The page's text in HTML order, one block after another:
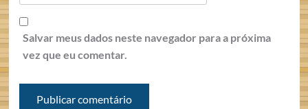
Salvar meus dados neste navegador para a próxima
vez que eu comentar.